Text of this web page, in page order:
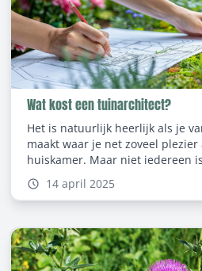
Wat kost een tuinarchitect?
Het is natuurlijk heerlijk als je
maakt waar je net zoveel
huiskamer. Maar niet iedereen
vingers en een tuin aanleggen is
tuinarchitect kan je helpen met
droomtuin. Maar wat kost een
14 april 2025